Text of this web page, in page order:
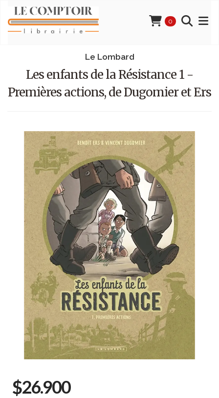
0
Le Lombard
Les enfants de la Résistance 1 -
Premières actions, de Dugomier et Ers
$26.900